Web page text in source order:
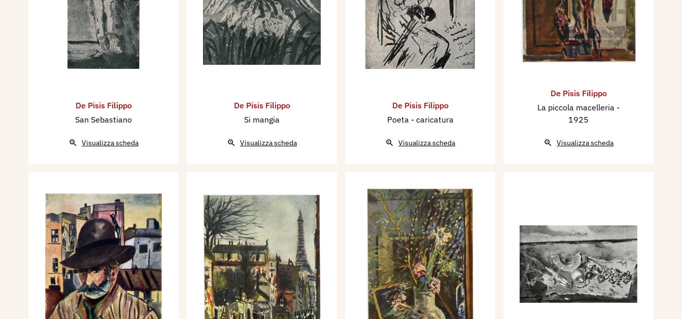
De Pisis Filippo
San Sebastiano
Visualizza scheda
De Pisis Filippo
Si mangia
Visualizza scheda
De Pisis Filippo
Poeta - caricatura
Visualizza scheda
De Pisis Filippo
La piccola macelleria -
1925
Visualizza scheda